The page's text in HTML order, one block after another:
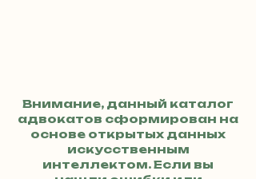
Внимание, данный каталог
адвокатов сформирован на
основе открытых данных
искусственным
интеллектом. Если вы